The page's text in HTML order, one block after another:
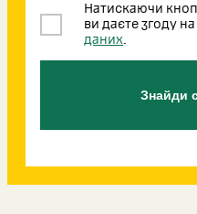
Натискаючи
ви даєте згоду на
даних.
Знайди